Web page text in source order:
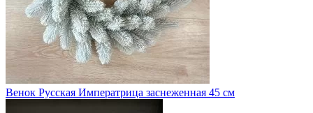
Венок Русская Императрица заснеженная 45 см